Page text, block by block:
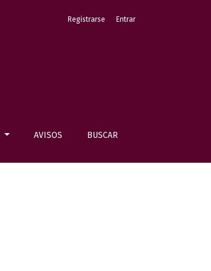
AVISOS BUSCAR
Registrarse Entrar